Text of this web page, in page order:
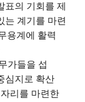
표의 기회를 제
는 계기를 마련
용계에 활력
가들을 섭
심지로 확산
리를 마련한